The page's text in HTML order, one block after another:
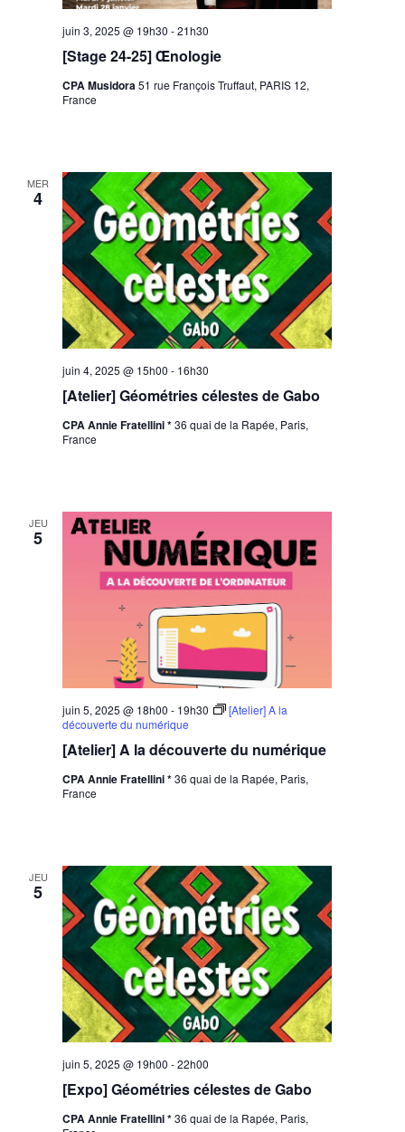
[Stage 24-25] Œnologie
juin 3, 2025 @ 19h30 -21h30
CPA Musidora51 rue François Truffaut, PARIS 12,
France
MER
4
[Atelier] Géométries célestes de Gabo
juin 4, 2025 @ 15h00 - 16h30
CPA Annie Fratellini *36 quai de la Rapée, Paris,
France
JEU
5
[Atelier] A la découverte du numérique
juin 5, 2025 @ 18h00 - 19h30
[Atelier] A la
découverte du numérique
CPA Annie Fratellini *36 quai de la Rapée, Paris,
France
JEU
5
[Expo] Géométries célestes de Gabo
juin 5, 2025 @ 19h00 -22h00
CPA Annie Fratellini *36 quai de la Rapée, Paris,